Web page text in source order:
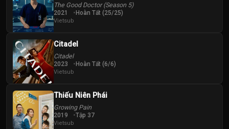
The Good Doctor (Season 5)
2021 Hoàn Tất (25/25)
Vietsub
Citadel
Citadel
2023 Hoàn Tất (6/6)
Vietsub
Thiếu Niên Phái
Growing Pain
2019 Tập 37
Vietsub